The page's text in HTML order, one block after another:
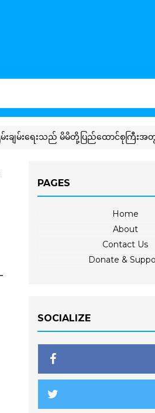
ရေးသည် မိမိတို့ပြည်ထောင်စုကြီးအတွက် မရှိမ
PAGES
Home
About
Contact Us
Donate &
SOCIALIZE